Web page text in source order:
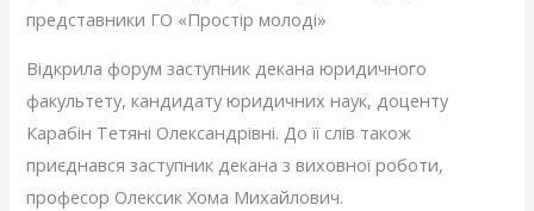
представники ГО «Простір молоді»
Відкрила форум заступник декана юридичного
факультету, кандидату юридичних наук, доценту
Карабін Тетяні Олександрівні. До її слів також
приєднався заступник декана з виховної роботи,
професор Олексик Хома Михайлович.